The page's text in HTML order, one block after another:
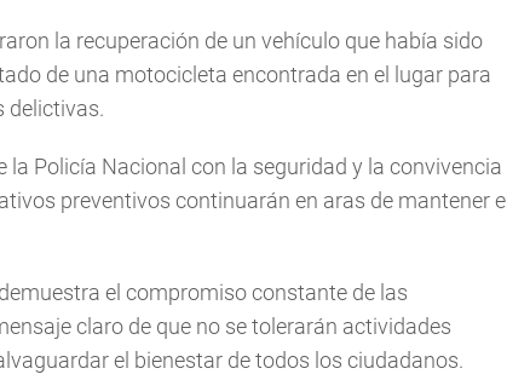
la recuperación de un vehículo que había sido
de una motocicleta encontrada en el lugar para
delictivas.
Policía Nacional con la seguridad y la convivencia
preventivos continuarán en aras de mantener el
el compromiso constante de las
claro de que no se tolerarán actividades
el bienestar de todos los ciudadanos.